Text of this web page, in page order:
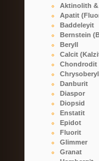
Aktinolith &
Apatit
Baddeleyit
Bernstein
Beryll
Calcit
Chondrodit
Danburit
Diaspor
Diopsid
Enstatit
Epidot
Fluorit
Glimmer
Granat